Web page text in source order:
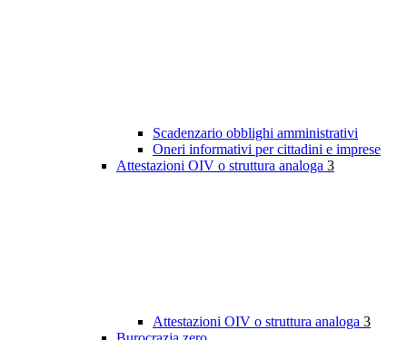
Scadenzario obblighi amministrativi
Oneri informativi per cittadini e imprese
Attestazioni OIV o struttura analoga 3
Attestazioni OIV o struttura analoga 3